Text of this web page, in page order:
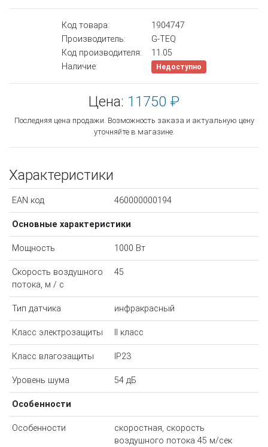
Код товара:
1904747
Производитель:
G-TEQ
Код производителя:
11.05
Наличие:
Недоступно
Цена: 11750 ₽
Последняя цена продажи. Возможность заказа и актуальную цену
уточняйте в магазине.
Характеристики
EAN код 460000000194
Основные характеристики
Мощность 1000 Вт
Скорость воздушного
потока, м / с
45
Тип датчика инфракрасный
Класс электрозащиты II класс
Класс влагозащиты IP23
Уровень шума 54 дБ
Особенности
Особенности
скоростная, скорость
воздушного потока 45 м/сек